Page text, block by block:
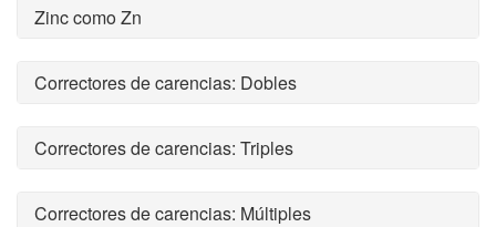
Zinc como Zn
Correctores de carencias: Dobles
Correctores de carencias: Triples
Correctores de carencias: Múltiples